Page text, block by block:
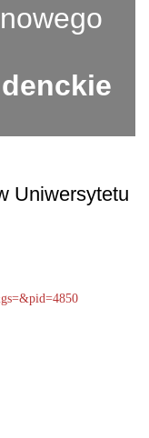
Uniwersytetu